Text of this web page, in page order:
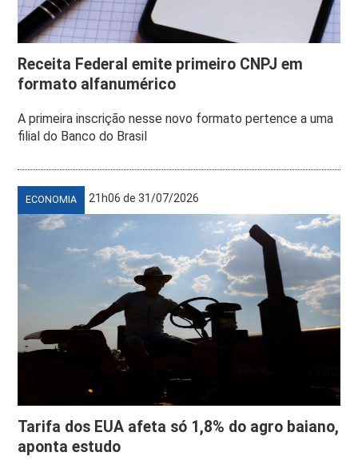
Receita Federal emite primeiro CNPJ em
formato alfanumérico
A primeira inscrição nesse novo formato pertence a uma
filial do Banco do Brasil
ECONOMIA 21h06 de 31/07/2026
Tarifa dos EUA afeta só 1,8% do agro baiano,
aponta estudo